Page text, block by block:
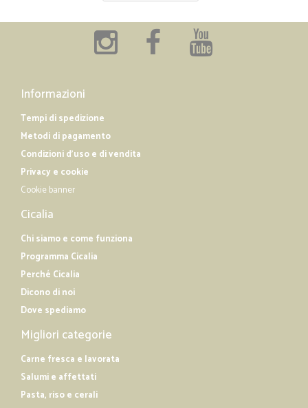
Informazioni
Tempi di spedizione
Metodi di pagamento
Condizioni d'uso e di vendita
Privacy e cookie
Cookie banner
Cicalia
Chi siamo e come funziona
Programma Cicalia
Perché Cicalia
Dicono di noi
Dove spediamo
Migliori categorie
Carne fresca e lavorata
Salumi e affettati
Pasta, riso e cerali